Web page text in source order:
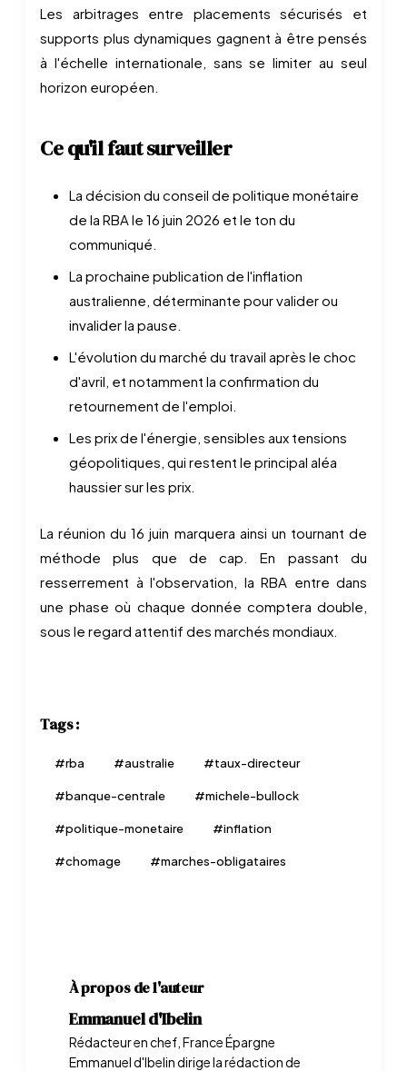
Les arbitrages entre placements sécurisés et
supports plus dynamiques gagnent à être pensés
à l'échelle internationale, sans se limiter au seul
horizon européen.
Ce qu'il faut surveiller
La décision du conseil de politique monétaire
de la RBA le 16 juin 2026 et le ton du
communiqué.
La prochaine publication de l'inflation
australienne, déterminante pour valider ou
invalider la pause.
L'évolution du marché du travail après le choc
d'avril, et notamment la confirmation du
retournement de l'emploi.
Les prix de l'énergie, sensibles aux tensions
géopolitiques, qui restent le principal aléa
haussier sur les prix.
La réunion du 16 juin marquera ainsi un tournant de
méthode plus que de cap. En passant du
resserrement à l'observation, la RBA entre dans
une phase où chaque donnée comptera double,
sous le regard attentif des marchés mondiaux.
Tags :
#rba #australie #taux-directeur
#banque-centrale #michele-bullock
#politique-monetaire #inflation
#chomage #marches-obligataires
À propos de l'auteur
Emmanuel d'Ibelin
Rédacteur en chef, France Épargne
Emmanuel d'Ibelin dirige la rédaction de